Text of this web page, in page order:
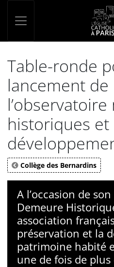
Table-ronde
lancement de
historiques et
Collège des Bernardins
A l’occasion de
Demeure
association
préservation et la
patrimoine habité
une de fois de plus
Panneau de gestion des